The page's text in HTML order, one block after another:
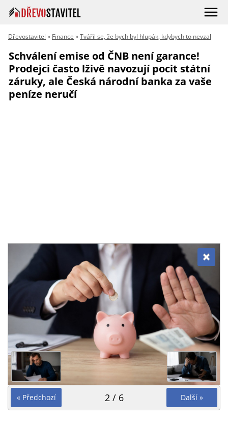
Dřevostavitel » Finance »Tvářil se, že bych byl hlupák, kdybych to nevzal
Schválení emise od ČNB není garance!
Prodejci často lživě navozují pocit státní
záruky, ale Česká národní banka za vaše
peníze neručí
« Předchozí Další »
2 / 6